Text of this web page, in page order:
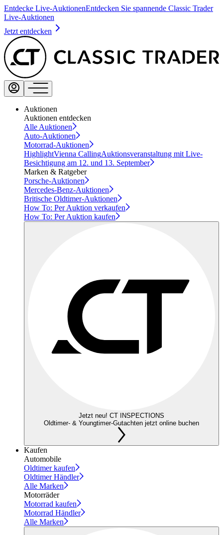
Entdecke Live-AuktionenEntdecken Sie spannende Classic Trader
Live-Auktionen
Jetzt entdecken
Auktionen
Auktionen entdecken
Alle Auktionen
Auto-Auktionen
Motorrad-Auktionen
HighlightVienna CallingAuktionsveranstaltung mit Live-
Besichtigung am 12. und 13. September
Marken & Ratgeber
Porsche-Auktionen
Mercedes-Benz-Auktionen
Britische Oldtimer-Auktionen
How To: Per Auktion verkaufen
How To: Per Auktion kaufen
Jetzt neu! CT INSPECTIONS
Oldtimer- & Youngtimer-Gutachten jetzt online buchen
Kaufen
Automobile
Oldtimer kaufen
Oldtimer Händler
Alle Marken
Motorräder
Motorrad kaufen
Motorrad Händler
Alle Marken